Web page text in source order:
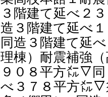
３階建て延べ２
造３階建て延べ
同造３階建て延
理棟）耐震補強
９０８平方㍍▽
べ３７８平方㍍▽